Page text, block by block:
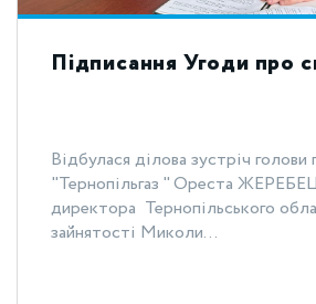
Підписання Угоди про
Відбулася ділова зустріч голови
"Тернопільгаз " Ореста
директора Тернопільського
зайнятості Миколи...